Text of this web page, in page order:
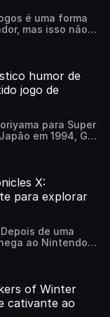
é uma forma
mas isso não
veículos
a
03/analogico-o-
humor de
jogo de
para Super
em 1994, Go!
baseado
X:
para explorar
de uma
ao Nintendo
agora nossas
lançamento em
02/blast-test-
of Winter
cativante ao